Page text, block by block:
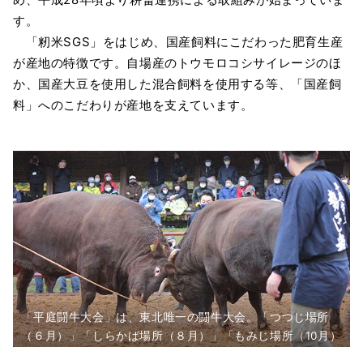
す。
「籾米SGS」をはじめ、国産飼料にこだわった肥育生産
が産地の特徴です。自場産のトウモロコシサイレージのほ
か、国産大豆を使用した混合飼料を使用する等、「国産飼
料」へのこだわりが産地を支えています。
「平庭闘牛大会」は、東北唯一の闘牛大会。「つつじ場所
（６月）」「しらかば場所（８月）」「もみじ場所（10月）